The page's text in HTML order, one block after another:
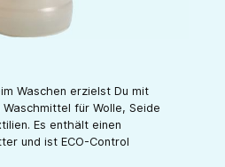
Waschen erzielst Du mit
für Wolle, Seide
Es enthält einen
und ist ECO-Control